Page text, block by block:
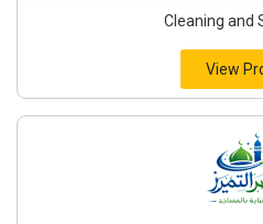
Cleaning and
View